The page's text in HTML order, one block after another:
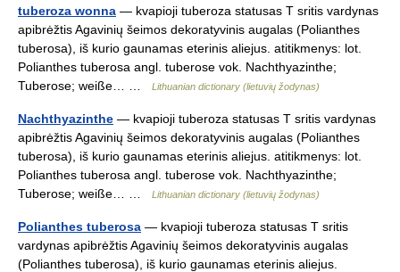
tuberoza wonna — kvapioji tuberoza statusas T sritis vardynas
apibrėžtis Agavinių šeimos dekoratyvinis augalas (Polianthes
tuberosa), iš kurio gaunamas eterinis aliejus. atitikmenys: lot.
Polianthes tuberosa angl. tuberose vok. Nachthyazinthe;
Tuberose; weiße… …
Lithuanian dictionary (lietuvių žodynas)
Nachthyazinthe — kvapioji tuberoza statusas T sritis vardynas
apibrėžtis Agavinių šeimos dekoratyvinis augalas (Polianthes
tuberosa), iš kurio gaunamas eterinis aliejus. atitikmenys: lot.
Polianthes tuberosa angl. tuberose vok. Nachthyazinthe;
Tuberose; weiße… …
Lithuanian dictionary (lietuvių žodynas)
Polianthes tuberosa — kvapioji tuberoza statusas T sritis
vardynas apibrėžtis Agavinių šeimos dekoratyvinis augalas
(Polianthes tuberosa), iš kurio gaunamas eterinis aliejus.